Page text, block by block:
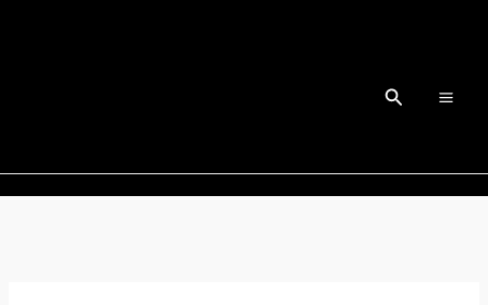
Rechercher